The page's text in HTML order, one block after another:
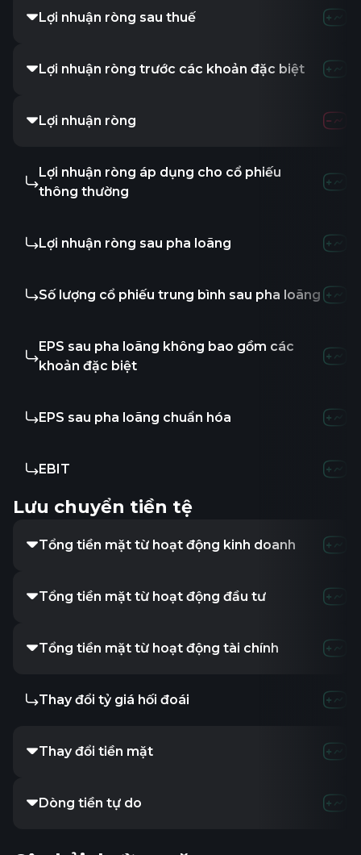
Lợi nhuận ròng sau thuế
Lợi nhuận ròng trước các khoản đặc biệt
Lợi nhuận ròng
Lợi nhuận ròng áp dụng cho cổ phiếu
thông thường
Lợi nhuận ròng sau pha loãng
Số lượng cổ phiếu trung bình sau pha loãng
EPS sau pha loãng không bao gồm các
khoản đặc biệt
EPS sau pha loãng chuẩn hóa
EBIT
Lưu chuyển tiền tệ
Tổng tiền mặt từ hoạt động kinh doanh
Tổng tiền mặt từ hoạt động đầu tư
Tổng tiền mặt từ hoạt động tài chính
Thay đổi tỷ giá hối đoái
Thay đổi tiền mặt
Dòng tiền tự do